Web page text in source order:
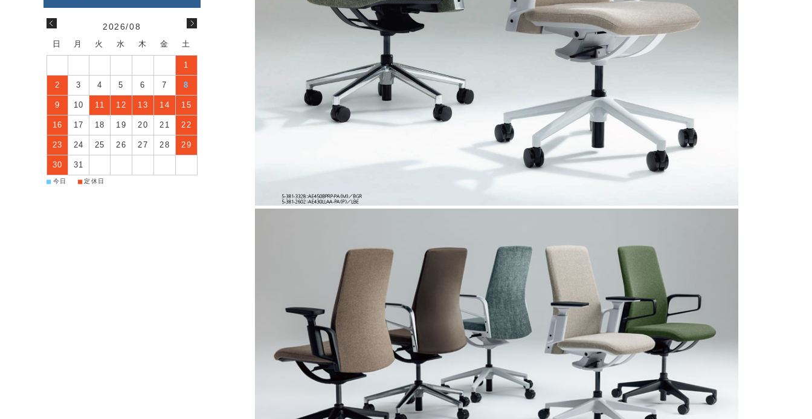
2026/08
日 月 火 水 木 金 土
1
2 3 4 5 6 7 8
9 10 11 12 13 14 15
16 17 18 19 20 21 22
23 24 25 26 27 28 29
30 31
■ 今日 ■ 定休日